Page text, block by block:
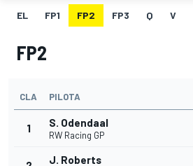
EL FP1 FP2 FP3 Q V
FP2
CLA PILOTA
1 S. Odendaal
RW Racing GP
J. Roberts